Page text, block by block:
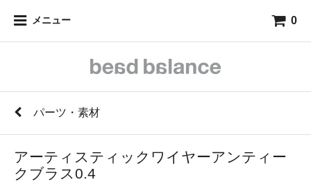
メニュー 0
パーツ・素材
アーティスティックワイヤーアンティー
クブラス0.4